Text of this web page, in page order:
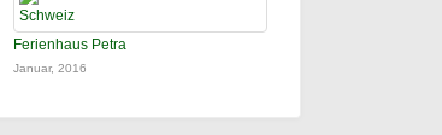
Ferienhaus Petra
Januar, 2016